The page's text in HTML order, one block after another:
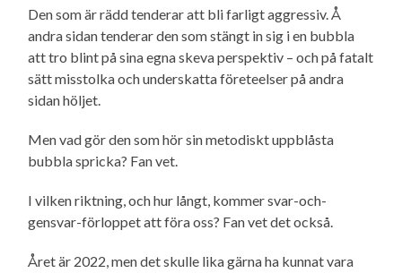
Den som är rädd tenderar att bli farligt aggressiv. Å
andra sidan tenderar den som stängt in sig i en bubbla
att tro blint på sina egna skeva perspektiv – och på fatalt
sätt misstolka och underskatta företeelser på andra
sidan höljet.
Men vad gör den som hör sin metodiskt uppblåsta
bubbla spricka? Fan vet.
I vilken riktning, och hur långt, kommer svar-och-
gensvar-förloppet att föra oss? Fan vet det också.
Året är 2022, men det skulle lika gärna ha kunnat vara